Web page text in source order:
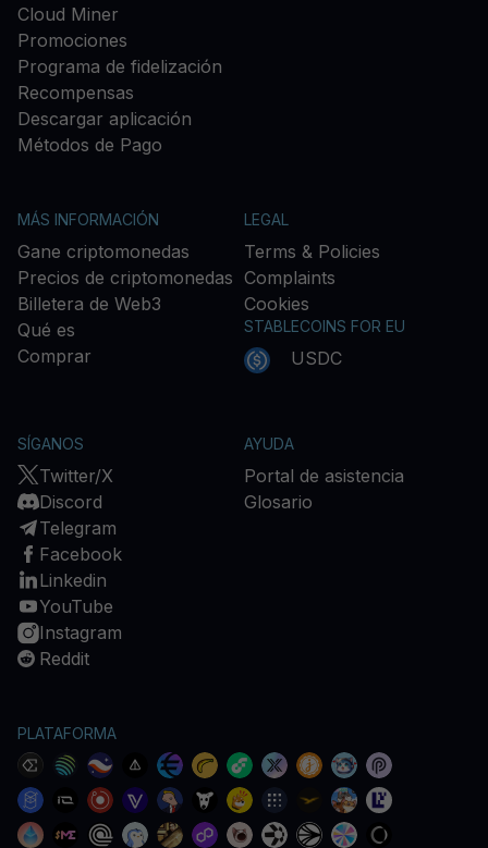
Cloud Miner
Promociones
Programa de fidelización
Recompensas
Descargar aplicación
Métodos de Pago
MÁS INFORMACIÓN
Gane criptomonedas
Precios de criptomonedas
Billetera de Web3
Qué es
Comprar
LEGAL
Terms & Policies
Complaints
Cookies
STABLECOINS FOR EU
USDC
SÍGANOS
Twitter/X
Discord
Telegram
Facebook
Linkedin
YouTube
Instagram
Reddit
AYUDA
Portal de asistencia
Glosario
PLATAFORMA